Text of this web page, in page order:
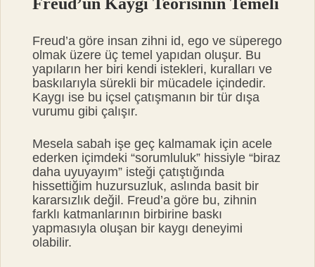
Freud’un Kaygı Teorisinin Temeli
Freud’a göre insan zihni id, ego ve süperego
olmak üzere üç temel yapıdan oluşur. Bu
yapıların her biri kendi istekleri, kuralları ve
baskılarıyla sürekli bir mücadele içindedir.
Kaygı ise bu içsel çatışmanın bir tür dışa
vurumu gibi çalışır.
Mesela sabah işe geç kalmamak için acele
ederken içimdeki “sorumluluk” hissiyle “biraz
daha uyuyayım” isteği çatıştığında
hissettiğim huzursuzluk, aslında basit bir
kararsızlık değil. Freud’a göre bu, zihnin
farklı katmanlarının birbirine baskı
yapmasıyla oluşan bir kaygı deneyimi
olabilir.